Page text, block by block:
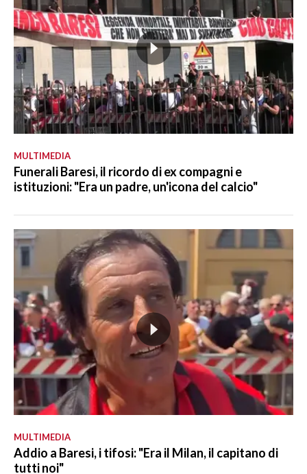
MULTIMEDIA
Funerali Baresi, il ricordo di ex compagni e
istituzioni: "Era un padre, un'icona del calcio"
MULTIMEDIA
Addio a Baresi, i tifosi: "Era il Milan, il capitano di
tutti noi"